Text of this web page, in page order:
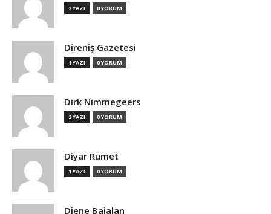
2 YAZI 0 YORUM
Direniş Gazetesi
1 YAZI 0 YORUM
Dirk Nimmegeers
2 YAZI 0 YORUM
Diyar Rumet
1 YAZI 0 YORUM
Djene Bajalan